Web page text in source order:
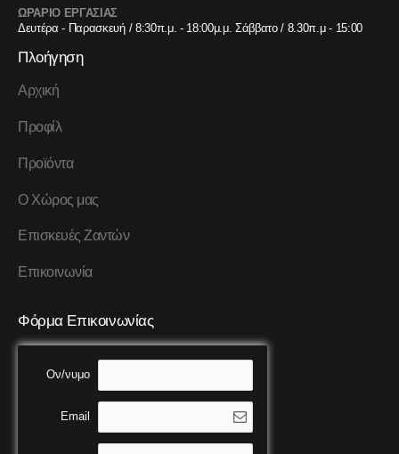
ΩΡΑΡΙΟ ΕΡΓΑΣΙΑΣ
Δευτέρα - Παρασκευή / 8:30π.μ. - 18:00μ.μ. Σάββατο / 8.30π.μ - 15:00
Πλοήγηση
Αρχική
Προφίλ
Προϊόντα
Ο Χώρος μας
Επισκευές Ζαντών
Επικοινωνία
Φόρμα Επικοινωνίας
Ον/νυμο
Email